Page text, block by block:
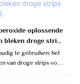
oplossende
bleken droge strips
OEM003
te gebruiken: het
van droge strips voor